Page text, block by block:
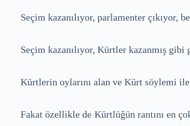
Seçim kazanılıyor, parlamenter çıkıyor,
Seçim kazanılıyor, Kürtler kazanmış
Kürtlerin oylarını alan ve Kürt söylemi
Fakat özellikle de Kürtlüğün rantını en